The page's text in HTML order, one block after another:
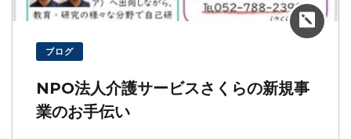
ブログ
NPO法人介護サービスさくらの新規事
業のお手伝い